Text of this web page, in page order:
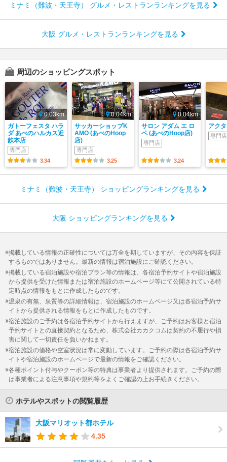
ミナミ（難波・天王寺） グルメ・レストランランキングを見る
大阪 グルメ・レストランランキングを見る
周辺のショッピングスポット
0.03km
ガトーフェスタ ハラ
ダ あべのハルカス近
鉄本店
専門店
3.34
0.04km
サッカーショップK
AMO (あべのHoop
店)
専門店
3.25
0.04km
サロン アダム エ ロ
ペ (あべのHoop店)
専門店
3.24
アク
専門店
ミナミ（難波・天王寺） ショッピングランキングを見る
大阪 ショッピングランキングを見る
掲載している情報の正確性については万全を期していますが、その内容を保証
するものではありません。最新の情報は宿泊施設にご確認ください。
掲載している宿泊施設や宿泊プラン等の情報は、各宿泊予約サイトや宿泊施設
から提供を受けた情報または宿泊施設のホームページ等にて公開されている特
定時点の情報をもとに作成したものです。
温泉の有無、泉質等の詳細情報は、宿泊施設のホームページ又は各宿泊予約サ
イトから提供される情報をもとに作成したものです。
宿泊施設のご予約は各宿泊予約サイトから行えますが、ご予約はお客様と宿泊
予約サイトとの直接契約となるため、株式会社カカクコムは契約の不履行や損
害に関して一切責任を負いかねます。
宿泊施設の価格や空室状況は常に変動しています。ご予約の際は各宿泊予約サ
イトや宿泊施設のホームページで最新の情報をご確認ください。
各種ポイント付与やクーポン等の特典は事業者より提供されます。ご予約の際
は事業者による注意事項や規約等をよくご確認の上お手続きください。
ホテルやスポットの閲覧履歴
大阪マリオット都ホテル
4.35